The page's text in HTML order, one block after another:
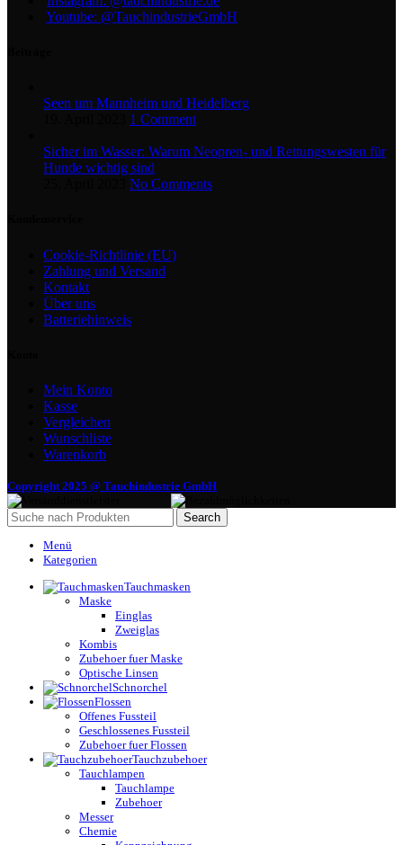
Youtube: @TauchindustrieGmbH
Seen um Mannheim und Heidelberg
1 Comment
Sicher im Wasser: Warum Neopren- und Rettungswesten für
Hunde wichtig sind
No Comments
Cookie-Richtlinie (EU)
Zahlung und Versand
Kontakt
Über uns
Batteriehinweis
Mein Konto
Kasse
Vergleichen
Wunschliste
Warenkorb
Copyright 2025 @ Tauchindustrie GmbH
Search
Menü
Kategorien
Tauchmasken
Maske
Einglas
Zweiglas
Kombis
Zubehoer fuer Maske
Optische Linsen
Schnorchel
Flossen
Offenes Fussteil
Geschlossenes Fussteil
Zubehoer fuer Flossen
Tauchzubehoer
Tauchlampen
Tauchlampe
Zubehoer
Messer
Chemie